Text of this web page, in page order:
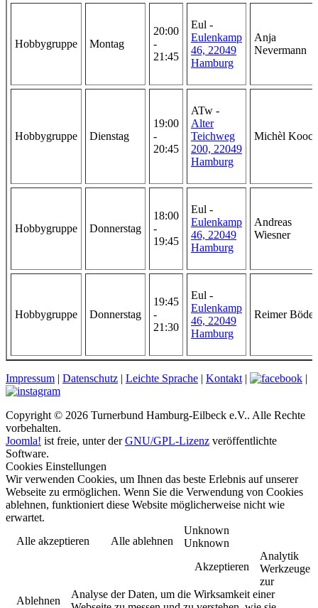
Hobbygruppe Montag
20:00
-
21:45
Eul -
Eulenkamp
46, 22049
Hamburg
Anja
Nevermann
Hobbygruppe Dienstag
19:00
-
20:45
ATw -
Alter
Teichweg
200, 22049
Hamburg
Michèl Koock
Hobbygruppe Donnerstag
18:00
-
19:45
Eul -
Eulenkamp
46, 22049
Hamburg
Andreas
Wiesner
Hobbygruppe Donnerstag
19:45
-
21:30
Eul -
Eulenkamp
46, 22049
Hamburg
Reimer Böder
Impressum | Datenschutz | Leichte Sprache | Kontakt | |
Copyright © 2026 Turnerbund Hamburg-Eilbeck e.V.. Alle Rechte
vorbehalten.
Joomla! ist freie, unter derGNU/GPL-Lizenz veröffentlichte
Software.
Cookies Einstellungen
Wir verwenden Cookies, um Ihnen das beste Erlebnis auf unserer
Webseite zu ermöglichen. Wenn Sie die Verwendung von Cookies
ablehnen, funktioniert diese Website möglicherweise nicht wie
erwartet.
Alle akzeptieren
Alle ablehnen
Unknown
Unknown
Akzeptieren
Ablehnen
Analytik
Werkzeuge
zur
Analyse der Daten, um die Wirksamkeit einer